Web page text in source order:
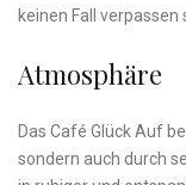
keinen ​Fall verpassen
Atmosphäre
Das Café Glück Auf
sondern auch durch